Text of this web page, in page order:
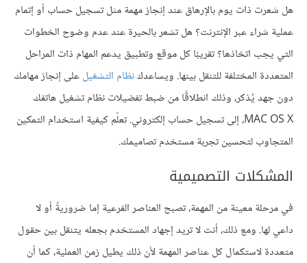
هل شعرت ذات يوم بالإرهاق عند إنجاز مهمة مثل تسجيل حساب أو إتمام
عملية شراء عبر الإنترنت؟ هل تشعر بالحيرة عند عدم وضوح الخطوات
التي يجب اتخاذها؟ تقريبًا كل موقع وتطبيق يدعم المهام ذات المراحل
المتعددة المختلفة للتنقل بينها. ويساعدكنظام التشغيلعلى إنجاز مهامك
دون جهد يُذكر، وذلك انطلاقًا من ضبط تفضيلات نظام تشغيل هاتفك
MAC OS X، إلى تسجيل حساب إلكتروني. تعلّم كيفية استخدام التمكين
المتجاوب لتحسين تجربة مستخدم تصاميمك.
المشكلات التصميمية
في مرحلة معينة من المهمة، تصبح العناصر الفرعية إما ضروريةً أو لا
داعي لها. ومع ذلك، أنت لا تريد إجهاد المستخدم بجعله يتنقل بين حقول
متعددة لاستكمال كل عناصر المهمة لأن ذلك يطيل زمن العملية، كما أن